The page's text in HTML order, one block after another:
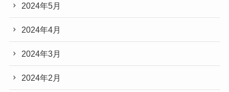
2024年5月
2024年4月
2024年3月
2024年2月